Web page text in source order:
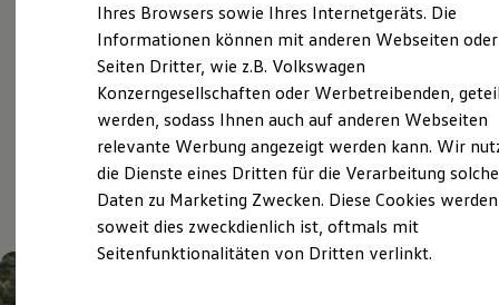
Fahrerassistenz- und Sicherheitssysteme
Kontrollleuchten
Kurzfahrprofile und Ölverdünnung
Batterieverordnung
XTL-Dieselkraftstoff
Ersatzteile und Betriebsflüssigkeiten
Original Zubehör und Lifestyle Produkte
myVolkswagen Business
Elektrisch & Autonom
Elektro - & Hybridfahrzeuge
Klimafreundlicher Strom
Volkswagen Economy
Service
Aktuelle Highlights
und Angebote
Ihres Browsers sowie Ihres Internetgeräts. Die
Informationen können mit anderen Webseiten oder
Seiten Dritter, wie z.B. Volkswagen
Konzerngesellschaften oder Werbetreibenden,
werden, sodass Ihnen auch auf anderen Webseiten
relevante Werbung angezeigt werden kann. Wir
die Dienste eines Dritten für die Verarbeitung
Daten zu Marketing Zwecken. Diese Cookies
soweit dies zweckdienlich ist, oftmals mit
Seitenfunktionalitäten von Dritten verlinkt.